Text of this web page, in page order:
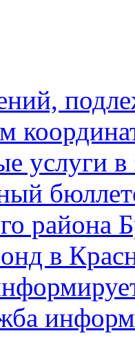
услуги в
района
в